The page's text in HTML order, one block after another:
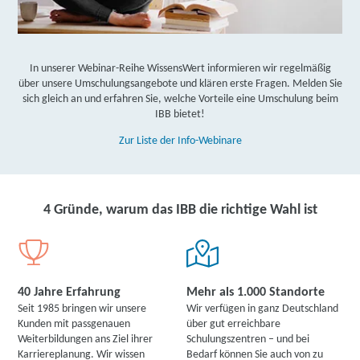
In unserer Webinar-Reihe WissensWert informieren wir regelmäßig
über unsere Umschulungsangebote und klären erste Fragen. Melden Sie
sich gleich an und erfahren Sie, welche Vorteile eine Umschulung beim
IBB bietet!
Zur Liste der Info-Webinare
4 Gründe, warum das IBB die richtige Wahl ist
40 Jahre Erfahrung
Seit 1985 bringen wir unsere
Kunden mit passgenauen
Weiterbildungen ans Ziel ihrer
Karriereplanung. Wir wissen
Mehr als 1.000 Standorte
Wir verfügen in ganz Deutschland
über gut erreichbare
Schulungszentren – und bei
Bedarf können Sie auch von zu